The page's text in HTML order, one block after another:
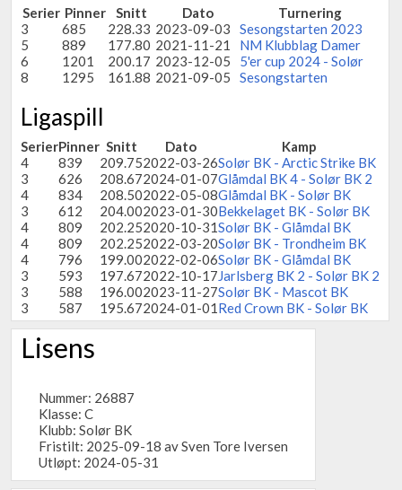
Serier Pinner Snitt Dato
Turnering
3
685 228.33 2023-09-03
Sesongstarten 2023
5
889 177.80 2021-11-21
NM Klubblag Damer
6
1201 200.17 2023-12-05
5'er cup 2024 - Solør
8
1295 161.88 2021-09-05 Sesongstarten
Ligaspill
SerierPinner Snitt Dato
Kamp
4
839 209.752022-03-26Solør BK - Arctic Strike BK
3
626 208.672024-01-07Glåmdal BK 4 - Solør BK 2
4
834 208.502022-05-08Glåmdal BK - Solør BK
3
612 204.002023-01-30Bekkelaget BK - Solør BK
4
809 202.252020-10-31Solør BK - Glåmdal BK
4
809 202.252022-03-20Solør BK - Trondheim BK
4
796 199.002022-02-06Solør BK - Glåmdal BK
3
593 197.672022-10-17Jarlsberg BK 2 - Solør BK 2
3
588 196.002023-11-27Solør BK - Mascot BK
3
587 195.672024-01-01Red Crown BK - Solør BK
Lisens
Nummer: 26887
Klasse: C
Klubb: Solør BK
Fristilt: 2025-09-18 av Sven Tore Iversen
Utløpt: 2024-05-31